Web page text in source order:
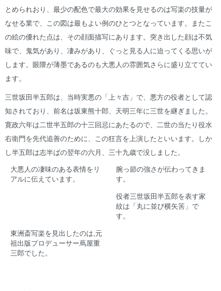
とめられおり、最少の配色で最大の効果を見せるのは写楽の技量が
なせる業で、この図は最もよい例のひとつとなっています。またこ
の絵の優れた点は、その顔面描写にあります。突き出した顔は不気
味で、鬼気があり、凄みがあり、ぐっと見る人に迫ってくる思いが
します。眼隈が薄墨であるのも大悪人の雰囲気さらに盛り立ててい
ます。
三世坂田半五郎は、当時実悪の「上々吉」で、悪方の役者として認
知されており、前名は坂東熊十郎、天明三年に三世を継ぎました。
寛政六年は二世半五郎の十三回忌にあたるので、二世の当たり役水
右衛門を先代追善のために、この狂言を上演したといいます。しか
し半五郎は志半ばの翌年の六月、三十九歳で没しました。
大悪人の凄味のある表情をリ
アルに伝えています。
腕っ節の強さが伝わってきま
す。
役者三世坂田半五郎を表す家
紋は「丸に並び横矢筈」で
す。
東洲斎写楽を見出したのは,元
祖出版プロデューサー蔦屋重
三郎でした。